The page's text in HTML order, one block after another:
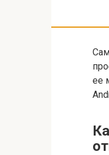
ее